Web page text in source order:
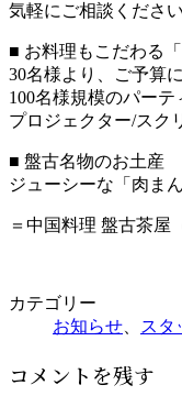
気軽にご相談ください
■ お料理もこだわる
30名様より、ご予算
100名様規模のパーテ
プロジェクター/スク
■ 盤古名物のお土産
ジューシーな「肉ま
＝中国料理 盤古茶屋
カテゴリー
お知らせ、 スタ
コメントを残す